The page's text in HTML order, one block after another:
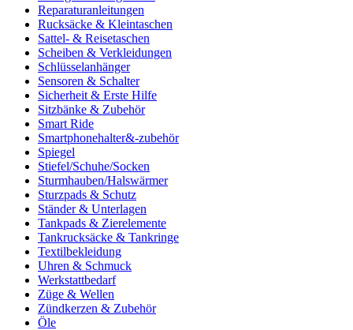
Reparaturanleitungen
Rucksäcke & Kleintaschen
Sattel- & Reisetaschen
Scheiben & Verkleidungen
Schlüsselanhänger
Sensoren & Schalter
Sicherheit & Erste Hilfe
Sitzbänke & Zubehör
Smart Ride
Smartphonehalter&-zubehör
Spiegel
Stiefel/Schuhe/Socken
Sturmhauben/Halswärmer
Sturzpads & Schutz
Ständer & Unterlagen
Tankpads & Zierelemente
Tankrucksäcke & Tankringe
Textilbekleidung
Uhren & Schmuck
Werkstattbedarf
Züge & Wellen
Zündkerzen & Zubehör
Öle